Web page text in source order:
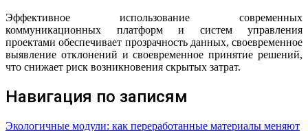
Эффективное использование современных
коммуникационных платформ и систем управления
проектами обеспечивает прозрачность данных, своевременное
выявление отклонений и своевременное принятие решений,
что снижает риск возникновения скрытых затрат.
Навигация по записям
Экологичные модули: как переработанные материалы меняют